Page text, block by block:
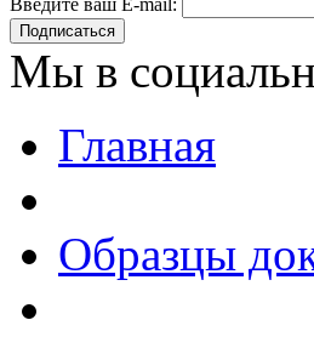
Введите ваш E-mail:
Подписаться
Мы в
Главная
Образцы